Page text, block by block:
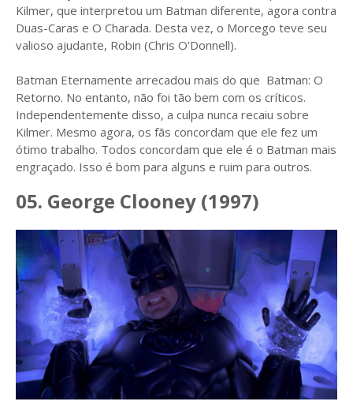
Kilmer, que interpretou um Batman diferente, agora contra
Duas-Caras e O Charada. Desta vez, o Morcego teve seu
valioso ajudante, Robin (Chris O'Donnell).
Batman Eternamente arrecadou mais do que Batman: O
Retorno. No entanto, não foi tão bem com os críticos.
Independentemente disso, a culpa nunca recaiu sobre
Kilmer. Mesmo agora, os fãs concordam que ele fez um
ótimo trabalho. Todos concordam que ele é o Batman mais
engraçado. Isso é bom para alguns e ruim para outros.
05. George Clooney (1997)